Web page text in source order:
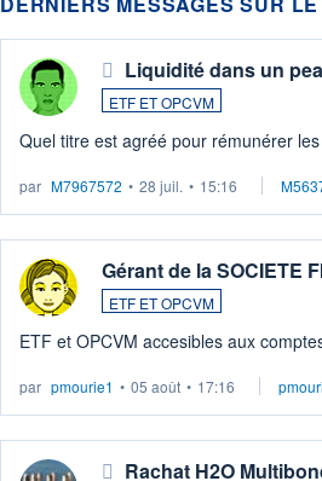
Liquidité dans un pea
ETF ET OPCVM
Quel titre est agréé pour rémunérer
par M7967572 • 28 juil. • 15:16
Gérant de la SOCIETE
ETF ET OPCVM
ETF et OPCVM accesibles aux
par pmourie1 • 05 août • 17:16
Rachat H2O